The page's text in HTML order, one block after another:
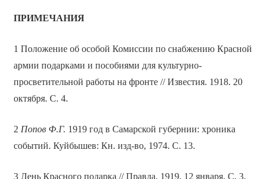
ПРИМЕЧАНИЯ
1 Положение об особой Комиссии по снабжению Красной
армии подарками и пособиями для культурно-
просветительной работы на фронте // Известия. 1918. 20
октября. С. 4.
2 Попов Ф.Г. 1919 год в Самарской губернии: хроника
событий. Куйбышев: Кн. изд-во, 1974. С. 13.
3 День Красного подарка // Правда. 1919. 12 января. С. 3.